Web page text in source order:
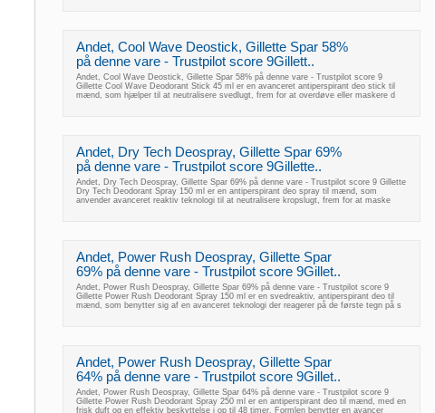
Andet, Cool Wave Deostick, Gillette Spar 58%
på denne vare - Trustpilot score 9Gillett..
Andet, Cool Wave Deostick, Gillette Spar 58% på denne vare - Trustpilot score 9
Gillette Cool Wave Deodorant Stick 45 ml er en avanceret antiperspirant deo stick til
mænd, som hjælper til at neutralisere svedlugt, frem for at overdøve eller maskere d
Andet, Dry Tech Deospray, Gillette Spar 69%
på denne vare - Trustpilot score 9Gillette..
Andet, Dry Tech Deospray, Gillette Spar 69% på denne vare - Trustpilot score 9 Gillette
Dry Tech Deodorant Spray 150 ml er en antiperspirant deo spray til mænd, som
anvender avanceret reaktiv teknologi til at neutralisere kropslugt, frem for at maske
Andet, Power Rush Deospray, Gillette Spar
69% på denne vare - Trustpilot score 9Gillet..
Andet, Power Rush Deospray, Gillette Spar 69% på denne vare - Trustpilot score 9
Gillette Power Rush Deodorant Spray 150 ml er en svedreaktiv, antiperspirant deo til
mænd, som benytter sig af en avanceret teknologi der reagerer på de første tegn på s
Andet, Power Rush Deospray, Gillette Spar
64% på denne vare - Trustpilot score 9Gillet..
Andet, Power Rush Deospray, Gillette Spar 64% på denne vare - Trustpilot score 9
Gillette Power Rush Deodorant Spray 250 ml er en antiperspirant deo til mænd, med en
frisk duft og en effektiv beskyttelse i op til 48 timer. Formlen benytter en avancer